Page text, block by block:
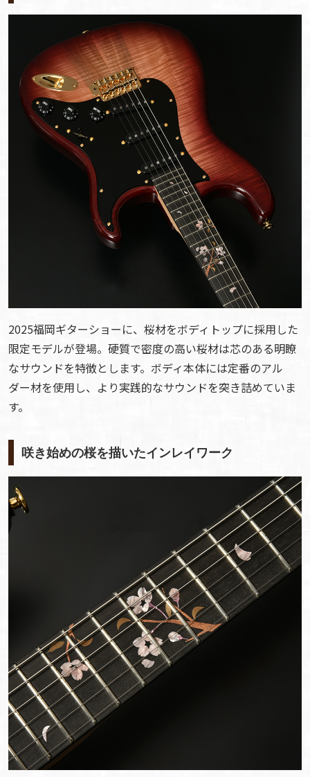
2025福岡ギターショーに、桜材をボディトップに採用した
限定モデルが登場。硬質で密度の高い桜材は芯のある明瞭
なサウンドを特徴とします。ボディ本体には定番のアル
ダー材を使用し、より実践的なサウンドを突き詰めていま
す。
咲き始めの桜を描いたインレイワーク